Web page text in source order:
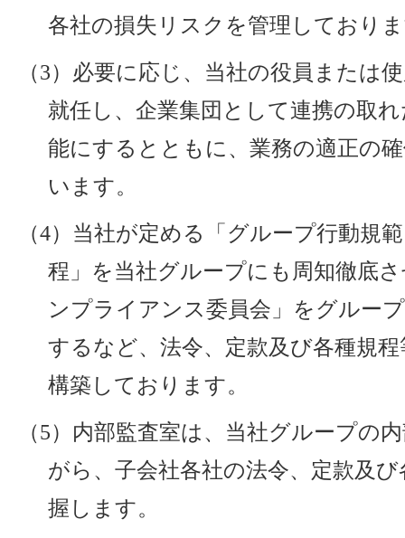
各社の損失リスクを管理しており
（3）必要に応じ、当社の役員または
就任し、企業集団として連携の取
能にするとともに、業務の適正の
います。
（4）当社が定める「グループ行動規
程」を当社グループにも周知徹底
ンプライアンス委員会」をグルー
するなど、法令、定款及び各種規
構築しております。
（5）内部監査室は、当社グループの
がら、子会社各社の法令、定款及
握します。